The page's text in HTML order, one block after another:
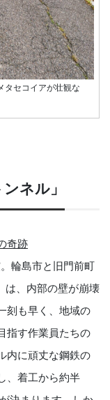
タセコイアが壮観な
ネル」
奇跡
輪島市と旧門前町
は、内部の壁が崩壊
刻も早く、地域の
指す作業員たちの
内に頑丈な鋼鉄の
、着工から約半